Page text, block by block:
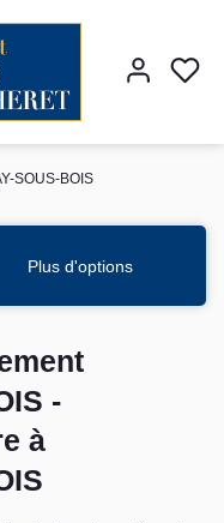
SOUS-BOIS
Plus d'options
-
à